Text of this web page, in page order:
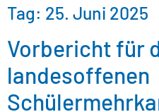
Tag: 25. Juni 2025
Vorbericht für
landesoffenen